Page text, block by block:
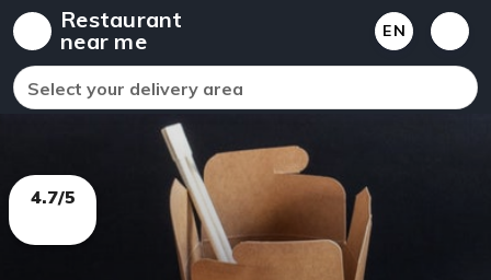
Restaurant
near me
EN
Select your delivery area
4.7/5